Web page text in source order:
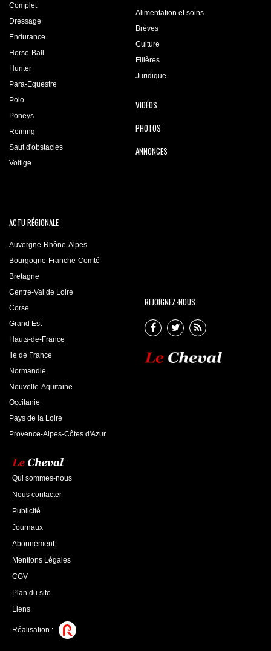
Complet
Dressage
Endurance
Horse-Ball
Hunter
Para-Equestre
Polo
Poneys
Reining
Saut d'obstacles
Voltige
Alimentation et soins
Brèves
Culture
Filières
Juridique
VIDÉOS
PHOTOS
ANNONCES
ACTU RÉGIONALE
Auvergne-Rhône-Alpes
Bourgogne-Franche-Comté
Bretagne
Centre-Val de Loire
Corse
Grand Est
Hauts-de-France
Ile de France
Normandie
Nouvelle-Aquitaine
Occitanie
Pays de la Loire
Provence-Alpes-Côtes d'Azur
REJOIGNEZ-NOUS
Qui sommes-nous
Nous contacter
Publicité
Journaux
Abonnement
Mentions Légales
CGV
Plan du site
Liens
Réalisation :